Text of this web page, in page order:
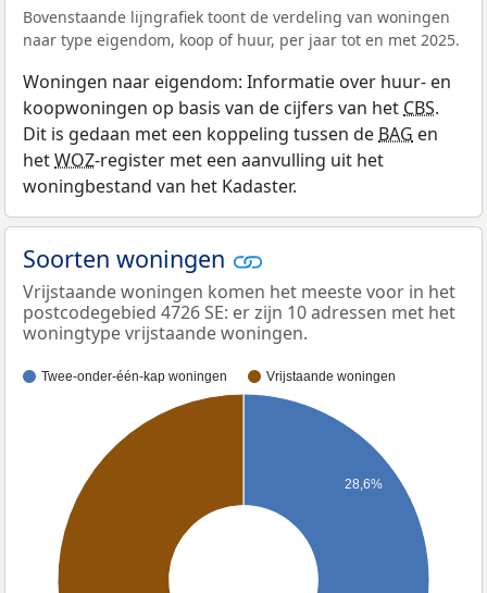
Bovenstaande lijngrafiek toont de verdeling van woningen
naar type eigendom, koop of huur, per jaar tot en met 2025.
Woningen naar eigendom: Informatie over huur- en
koopwoningen op basis van de cijfers van het CBS.
Dit is gedaan met een koppeling tussen de BAG en
hetWOZ-register met een aanvulling uit het
woningbestand van het Kadaster.
Soorten woningen
Vrijstaande woningen komen het meeste voor in het
postcodegebied 4726 SE: er zijn 10 adressen met het
woningtype vrijstaande woningen.
Twee-onder-één-kap woningen Vrijstaande woningen
28,6%